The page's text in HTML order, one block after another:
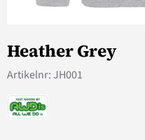
Heather Grey
Artikelnr:JH001